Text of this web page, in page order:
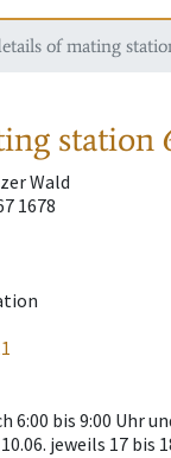
of mating
station
Wald
1678
bis 9:00 Uhr
jeweils 17 bis